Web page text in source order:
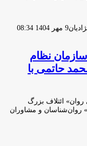
9 مهر 1404 08:34
سازمان نظام
حاتمی با
روان» ائتلاف بزرگ
روان‌شناسان و مشاوران